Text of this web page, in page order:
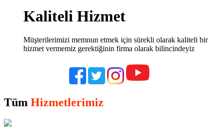
Kaliteli Hizmet
Müşterilerimizi memnun etmek için sürekli olarak kaliteli bir
hizmet vermemiz gerektiğinin firma olarak bilincindeyiz
Tüm Hizmetlerimiz